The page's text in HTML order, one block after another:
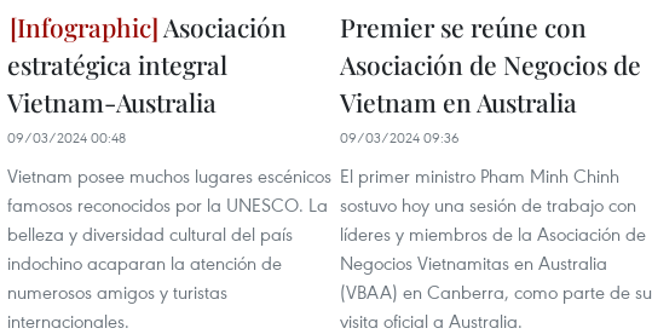
Asociación
estratégica integral
Vietnam-Australia
09/03/2024 00:48
Vietnam posee muchos lugares escénicos
famosos reconocidos por la UNESCO. La
belleza y diversidad cultural del país
indochino acaparan la atención de
numerosos amigos y turistas
internacionales.
Premier se reúne con
Asociación de Negocios de
Vietnam en Australia
09/03/2024 09:36
El primer ministro Pham Minh Chinh
sostuvo hoy una sesión de trabajo con
líderes y miembros de la Asociación de
Negocios Vietnamitas en Australia
(VBAA) en Canberra, como parte de su
visita oficial a Australia.